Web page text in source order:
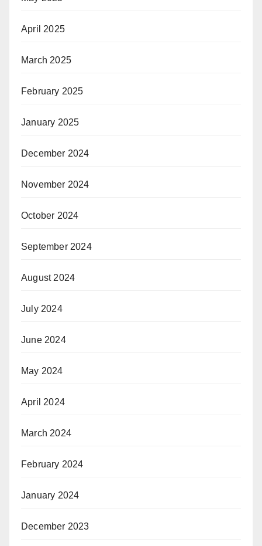
April 2025
March 2025
February 2025
January 2025
December 2024
November 2024
October 2024
September 2024
August 2024
July 2024
June 2024
May 2024
April 2024
March 2024
February 2024
January 2024
December 2023